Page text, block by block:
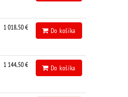
1 018,50 € Do košíka
1 144,50 € Do košíka